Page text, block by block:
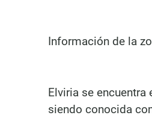
Información de la
Elviria se
siendo conocida